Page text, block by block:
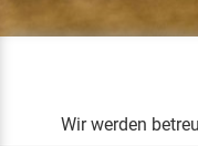
Wir werden